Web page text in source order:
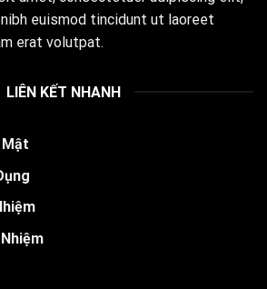
euismod tincidunt ut laoreet
erat volutpat.
LIÊN KẾT NHANH
Mật